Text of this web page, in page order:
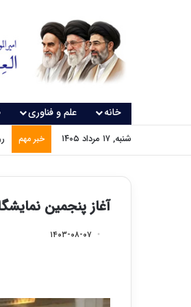
خانه علم و فناوری
شنبه, ۱۷ مرداد ۱۴۰۵ خبر مهم
آغاز پنجمین
۱۴۰۳-۰۸-۰۷